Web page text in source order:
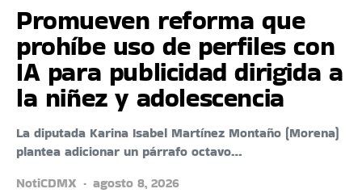
Promueven reforma que
prohíbe uso de perfiles con
IA para publicidad dirigida a
la niñez y adolescencia
La diputada Karina Isabel Martínez Montaño (Morena)
plantea adicionar un párrafo octavo…
NotiCDMX
agosto 8, 2026